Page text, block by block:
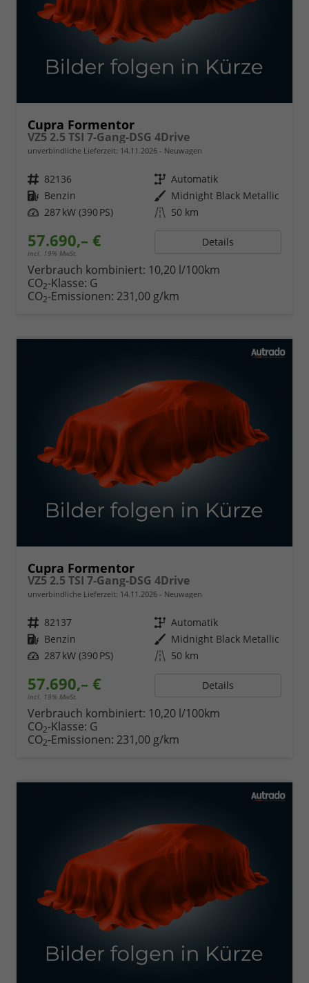
Cupra Formentor
VZ5 2.5 TSI 7-Gang-DSG 4Drive
unverbindliche Lieferzeit: 14.11.2026 Neuwagen
Fahrzeugnr. 82136 Getriebe Automatik
Kraftstoff Benzin Außenfarbe Midnight Black Metallic
Leistung 287 kW (390 PS) Kilometerstand 50 km
57.690,– €
incl. 19% MwSt.
Details
Verbrauch kombiniert: 10,20 l/100km
CO2-Klasse: G
CO2-Emissionen: 231,00 g/km
Cupra Formentor
VZ5 2.5 TSI 7-Gang-DSG 4Drive
unverbindliche Lieferzeit: 14.11.2026 Neuwagen
Fahrzeugnr. 82137 Getriebe Automatik
Kraftstoff Benzin Außenfarbe Midnight Black Metallic
Leistung 287 kW (390 PS) Kilometerstand 50 km
57.690,– €
incl. 19% MwSt.
Details
Verbrauch kombiniert: 10,20 l/100km
CO2-Klasse: G
CO2-Emissionen: 231,00 g/km